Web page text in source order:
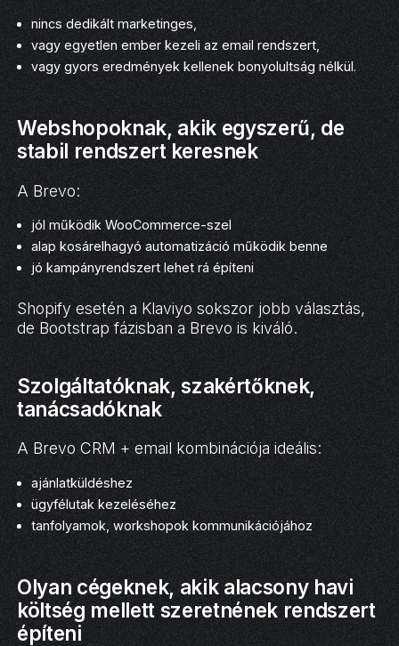
nincs dedikált marketinges,
vagy egyetlen ember kezeli az email rendszert,
vagy gyors eredmények kellenek bonyolultság nélkül.
Webshopoknak, akik egyszerű, de
stabil rendszert keresnek
A Brevo:
jól működik WooCommerce-szel
alap kosárelhagyó automatizáció működik benne
jó kampányrendszert lehet rá építeni
Shopify esetén a Klaviyo sokszor jobb választás,
de Bootstrap fázisban a Brevo is kiváló.
Szolgáltatóknak, szakértőknek,
tanácsadóknak
A Brevo CRM + email kombinációja ideális:
ajánlatküldéshez
ügyfélutak kezeléséhez
tanfolyamok, workshopok kommunikációjához
Olyan cégeknek, akik alacsony havi
költség mellett szeretnének rendszert
építeni